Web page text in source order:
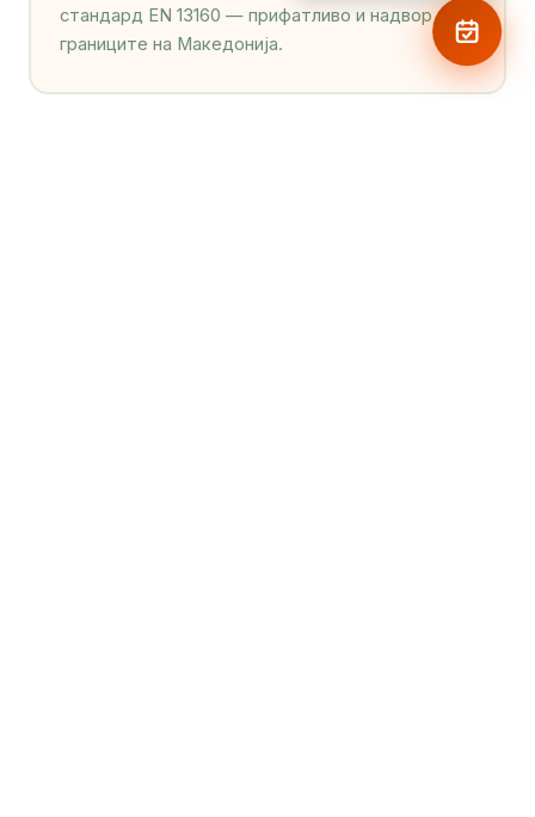
стандард EN 13160 — прифатливо и надвор од
границите на Македонија.